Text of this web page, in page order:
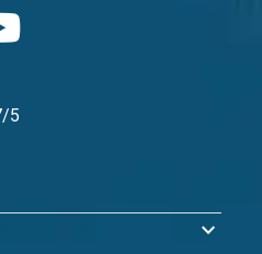
5
expand_more